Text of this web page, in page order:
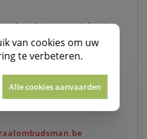
niet reageert, kunt
de volgende controle-
van cookies om uw
te verbeteren.
Alle cookies aanvaarden